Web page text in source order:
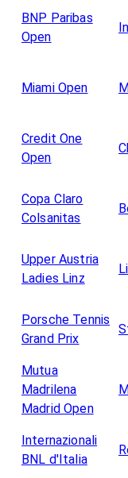
BNP Paribas
Open
Miami Open
Credit One
Open
Copa Claro
Colsanitas
Upper Austria
Ladies Linz
Porsche Tennis
Grand Prix
Mutua
Madrilena
Madrid Open
Internazionali
BNL d'Italia